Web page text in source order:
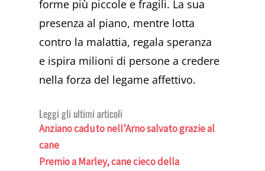
forme più piccole e fragili. La sua
presenza al piano, mentre lotta
contro la malattia, regala speranza
e ispira milioni di persone a credere
nella forza del legame affettivo.
Leggi gli ultimi articoli
Anziano caduto nell’Arno salvato grazie al
cane
Premio a Marley, cane cieco della